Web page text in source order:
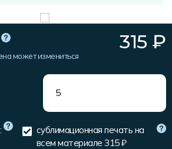
может измениться
315 ₽
сублимационная печать на
всем материале 315 ₽
курьеров
изделий
и наценок
соглашение